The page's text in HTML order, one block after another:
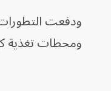
ومحطات تغذية